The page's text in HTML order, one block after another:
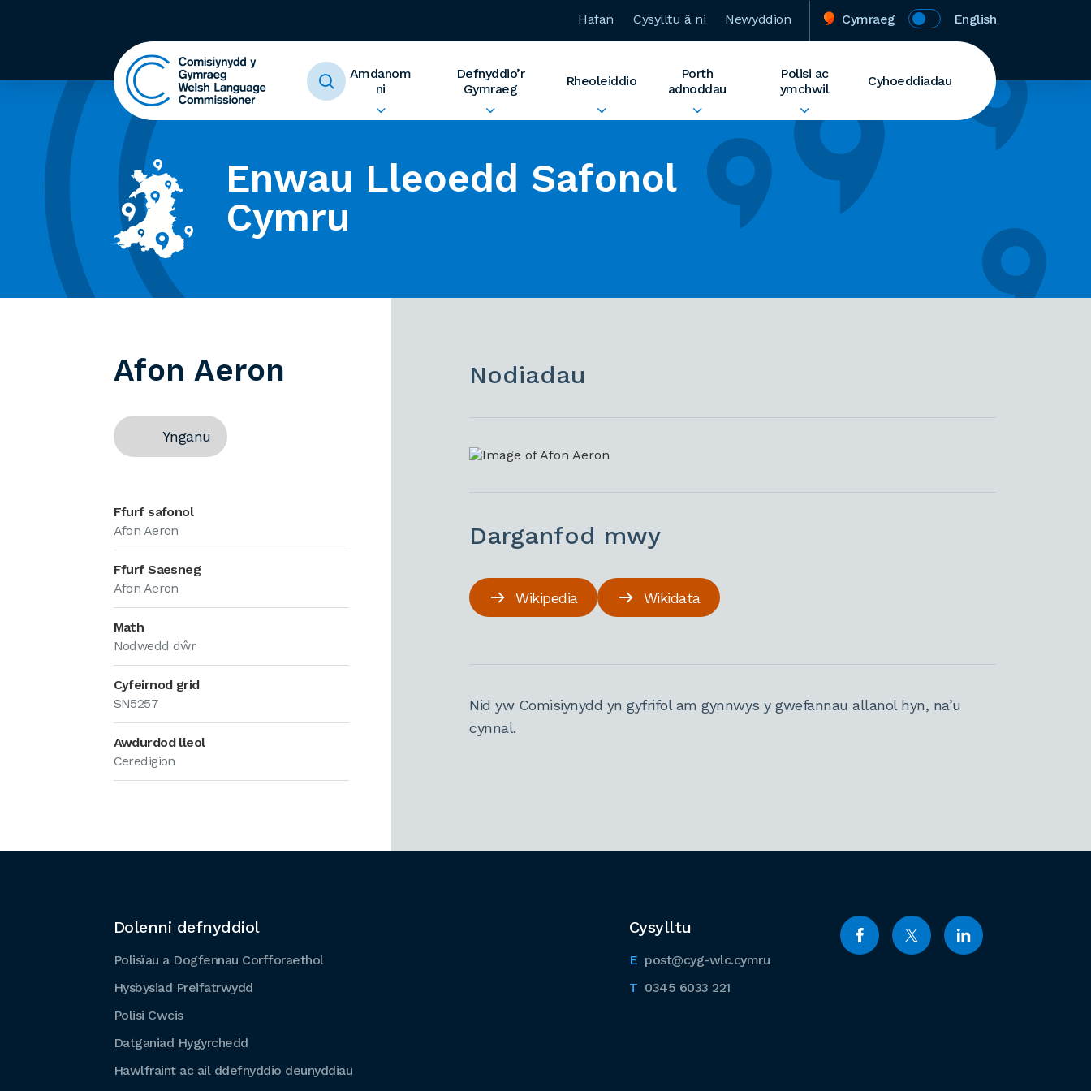
Hafan Cysylltu â ni Newyddion Cymraeg English
Amdanom
ni
Defnyddio’r
Gymraeg
Rheoleiddio
Porth
adnoddau
Polisi ac
ymchwil
Cyhoeddiadau
Enwau Lleoedd Safonol
Cymru
Afon Aeron
Ynganu
Ffurf safonol
Afon Aeron
Ffurf Saesneg
Afon Aeron
Math
Nodwedd dŵr
Cyfeirnod grid
SN5257
Awdurdod lleol
Ceredigion
Nodiadau
Darganfod mwy
Wikipedia Wikidata
Nid yw Comisiynydd yn gyfrifol am gynnwys y gwefannau allanol hyn, na’u
cynnal.
Cysylltu
post@cyg-wlc.cymru
0345 6033 221
Dolenni defnyddiol
Polisïau a Dogfennau Corfforaethol
Hysbysiad Preifatrwydd
Polisi Cwcis
Datganiad Hygyrchedd
Hawlfraint ac ail ddefnyddio deunyddiau